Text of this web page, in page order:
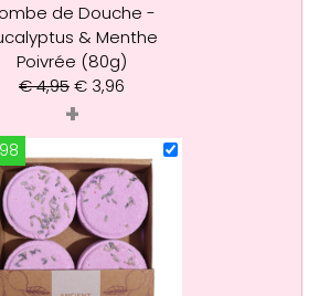
de Douche -
& Menthe
Poivrée (80g)
€4,95€ 3,96
+